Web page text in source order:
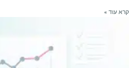
קרא עוד »